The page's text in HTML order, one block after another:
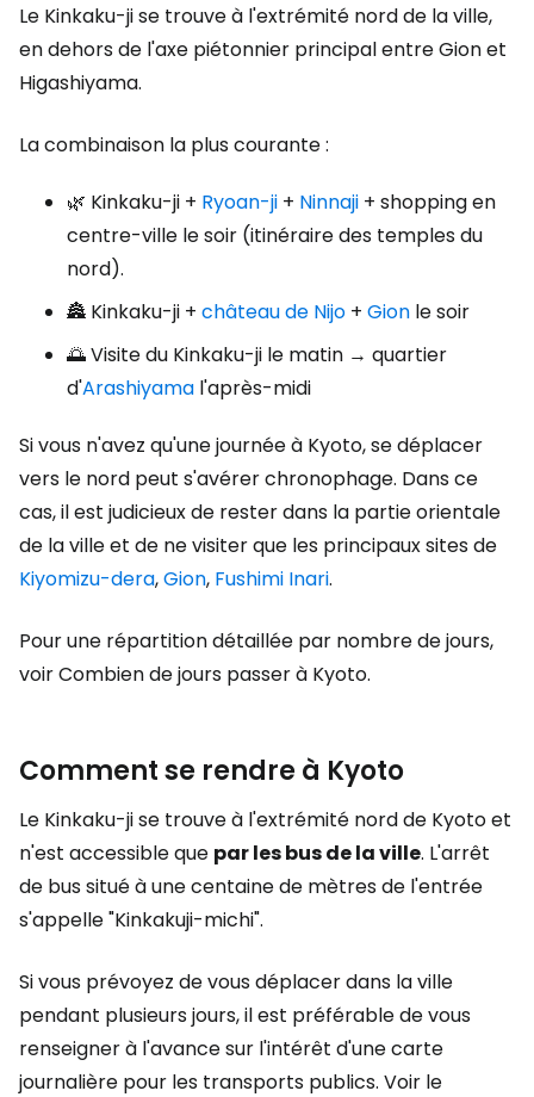
Le Kinkaku-ji se trouve à l'extrémité nord de la ville,
en dehors de l'axe piétonnier principal entre Gion et
Higashiyama.
La combinaison la plus courante :
🌿 Kinkaku-ji + Ryoan-ji + Ninnaji + shopping en
centre-ville le soir (itinéraire des temples du
nord).
🏯 Kinkaku-ji + château de Nijo + Gion le soir
🌅 Visite du Kinkaku-ji le matin → quartier
d'Arashiyama l'après-midi
Si vous n'avez qu'une journée à Kyoto, se déplacer
vers le nord peut s'avérer chronophage. Dans ce
cas, il est judicieux de rester dans la partie orientale
de la ville et de ne visiter que les principaux sites de
Kiyomizu-dera,Gion, Fushimi Inari.
Pour une répartition détaillée par nombre de jours,
voir Combien de jours passer à Kyoto.
Comment se rendre à Kyoto
Le Kinkaku-ji se trouve à l'extrémité nord de Kyoto et
n'est accessible que par les bus de la ville. L'arrêt
de bus situé à une centaine de mètres de l'entrée
s'appelle "Kinkakuji-michi".
Si vous prévoyez de vous déplacer dans la ville
pendant plusieurs jours, il est préférable de vous
renseigner à l'avance sur l'intérêt d'une carte
journalière pour les transports publics. Voir le